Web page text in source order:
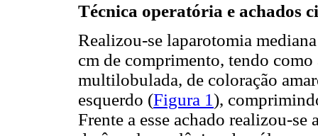
Técnica operatória e achados
Realizou-se laparotomia
cm de comprimento, tendo
multilobulada, de coloração
esquerdo (Figura 1),
Frente a esse achado realizou-